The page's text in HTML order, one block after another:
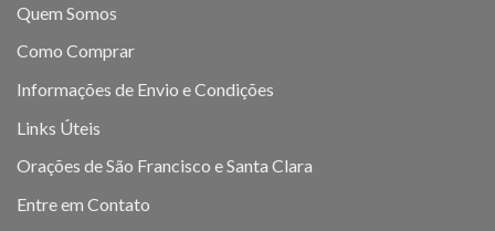
Quem Somos
Como Comprar
Informações de Envio e Condições
Links Úteis
Orações de São Francisco e Santa Clara
Entre em Contato